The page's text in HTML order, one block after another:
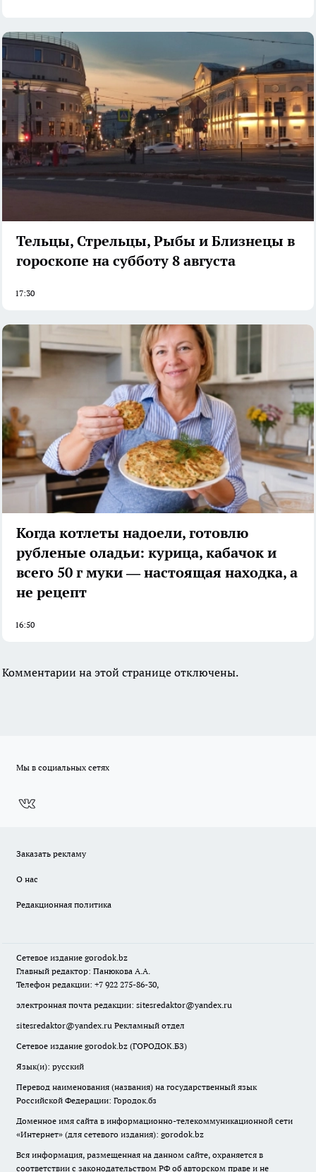
Тельцы, Стрельцы, Рыбы и Близнецы в
гороскопе на субботу 8 августа
17:30
Когда котлеты надоели, готовлю
рубленые оладьи: курица, кабачок и
всего 50 г муки — настоящая находка, а
не рецепт
16:50
Комментарии на этой странице отключены.
Мы в социальных сетях
Заказать рекламу
О нас
Редакционная политика
Сетевое издание gorodok.bz
Главный редактор: Панюкова А.А.
Телефон редакции: +7 922 275-86-30,
электронная почта редакции: sitesredaktor@yandex.ru
sitesredaktor@yandex.ru Рекламный отдел
Сетевое издание gorodok.bz (ГОРОДОК.БЗ)
Язык(и): русский
Перевод наименования (названия) на государственный язык
Российской Федерации: Городок.бз
Доменное имя сайта в информационно-телекоммуникационной сети
«Интернет» (для сетевого издания): gorodok.bz
Вся информация, размещенная на данном сайте, охраняется в
соответствии с законодательством РФ об авторском праве и не